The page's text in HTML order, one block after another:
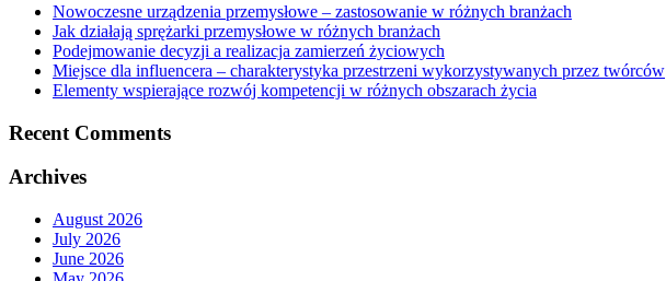
Nowoczesne urządzenia przemysłowe – zastosowanie w różnych branżach
Jak działają sprężarki przemysłowe w różnych branżach
Podejmowanie decyzji a realizacja zamierzeń życiowych
Miejsce dla influencera – charakterystyka przestrzeni wykorzystywanych przez twórców
Elementy wspierające rozwój kompetencji w różnych obszarach życia
Recent Comments
Archives
August 2026
July 2026
June 2026